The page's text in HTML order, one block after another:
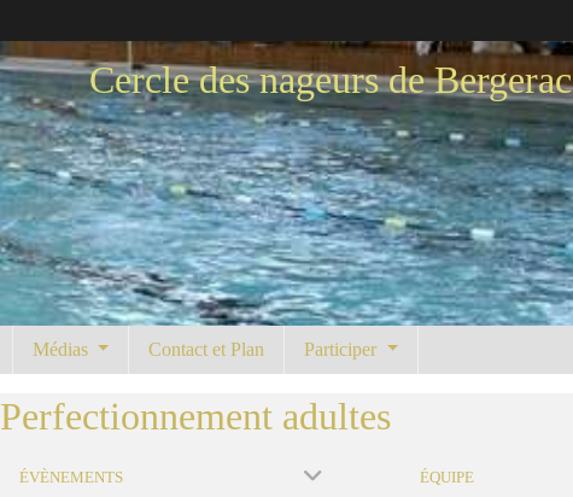
Cercle des nageurs de Bergerac
Médias Contact et Plan Participer
Perfectionnement adultes
ÉVÈNEMENTS ÉQUIPE